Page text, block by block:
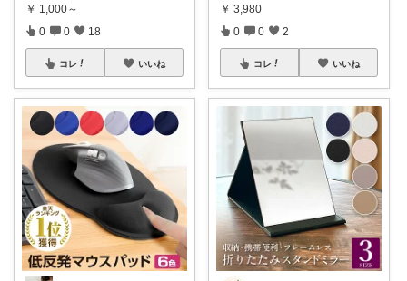
￥ 1,000～
0 0 18
コレ いいね
￥ 3,980
0 0 2
コレ いいね